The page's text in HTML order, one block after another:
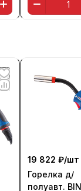
19 822 ₽/шт
Горелка д/
полуавт.